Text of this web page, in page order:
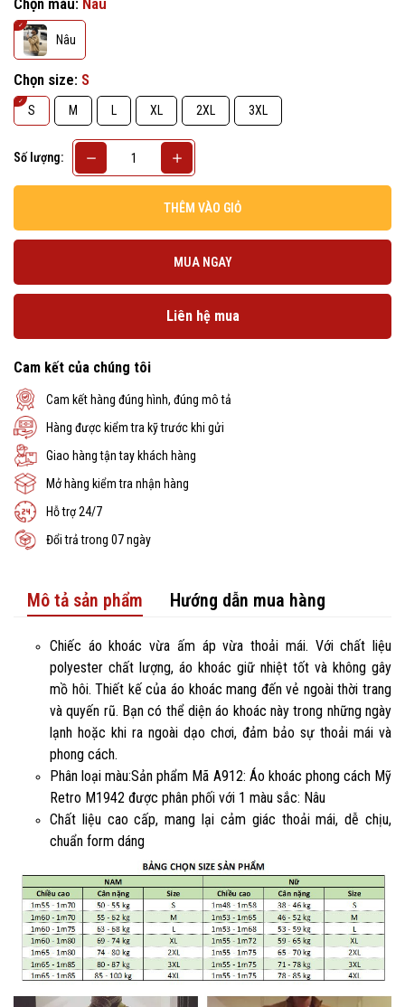
Chọn màu: Nâu
Nâu
Chọn size: S
S M L XL 2XL 3XL
Số lượng:
THÊM VÀO GIỎ
MUA NGAY
Liên hệ mua
Cam kết của chúng tôi
Cam kết hàng đúng hình, đúng mô tả
Hàng được kiểm tra kỹ trước khi gửi
Giao hàng tận tay khách hàng
Mở hàng kiểm tra nhận hàng
Hỗ trợ 24/7
Đổi trả trong 07 ngày
Mô tả sản phẩm Hướng dẫn mua hàng
Chiếc áo khoác vừa ấm áp vừa thoải mái. Với chất liệu
polyester chất lượng, áo khoác giữ nhiệt tốt và không gây
mồ hôi. Thiết kế của áo khoác mang đến vẻ ngoài thời trang
và quyến rũ. Bạn có thể diện áo khoác này trong những ngày
lạnh hoặc khi ra ngoài dạo chơi, đảm bảo sự thoải mái và
phong cách.
Phân loại màu:Sản phẩm Mã A912: Áo khoác phong cách Mỹ
Retro M1942 được phân phối với 1 màu sắc: Nâu
Chất liệu cao cấp, mang lại cảm giác thoải mái, dễ chịu,
chuẩn form dáng